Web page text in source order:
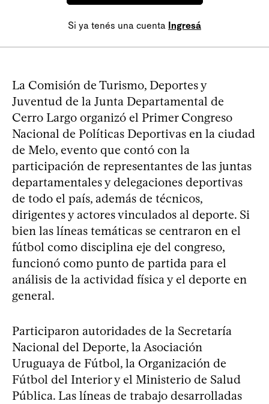
Si ya tenés una cuenta Ingresá
La Comisión de Turismo, Deportes y
Juventud de la Junta Departamental de
Cerro Largo organizó el Primer Congreso
Nacional de Políticas Deportivas en la ciudad
de Melo, evento que contó con la
participación de representantes de las juntas
departamentales y delegaciones deportivas
de todo el país, además de técnicos,
dirigentes y actores vinculados al deporte. Si
bien las líneas temáticas se centraron en el
fútbol como disciplina eje del congreso,
funcionó como punto de partida para el
análisis de la actividad física y el deporte en
general.
Participaron autoridades de la Secretaría
Nacional del Deporte, la Asociación
Uruguaya de Fútbol, la Organización de
Fútbol del Interior y el Ministerio de Salud
Pública. Las líneas de trabajo desarrolladas